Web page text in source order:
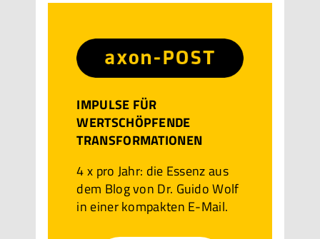
IMPULSE FÜR
WERTSCHÖPFENDE
TRANSFORMATIONEN
4 x pro Jahr: die Essenz aus
dem Blog von Dr. Guido Wolf
in einer kompakten E-Mail.